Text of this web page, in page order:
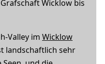
Wicklow bis
Valley im Wicklow
landschaftlich sehr